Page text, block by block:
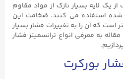
یک لایه بسیار نازک از مواد مقاوم
شده استفاده می‌ کنند. ضخامت این
است که آن را به تغییرات فشار بسیار
به معرفی انواع ترانسمیتر فشار
بورکرت